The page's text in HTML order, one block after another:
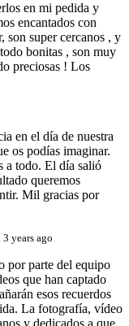
en mi pedida y
encantados con
son super cercanos , y
bonitas , son muy
preciosas ! Los
en el día de nuestra
os podías imaginar.
a todo. El día salió
queremos
Mil gracias por
3 years ago
por parte del equipo
que han captado
esos recuerdos
La fotografía, vídeo